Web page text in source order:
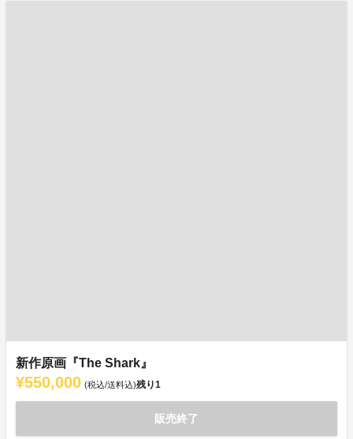
新作原画『The Shark』
¥550,000 (税込/送料込)残り1
販売終了